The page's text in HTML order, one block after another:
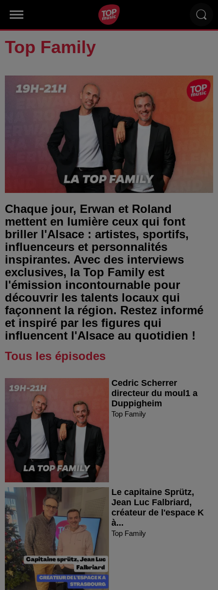
Top Family
Chaque jour, Erwan et Roland
mettent en lumière ceux qui font
briller l'Alsace : artistes, sportifs,
influenceurs et personnalités
inspirantes. Avec des interviews
exclusives, la Top Family est
l'émission incontournable pour
découvrir les talents locaux qui
façonnent la région. Restez informé
et inspiré par les figures qui
influencent l'Alsace au quotidien !
Tous les épisodes
Cedric Scherrer
directeur du moul1 a
Duppigheim
Top Family
Le capitaine Sprütz,
Jean Luc Falbriard,
créateur de l'espace K
à...
Top Family